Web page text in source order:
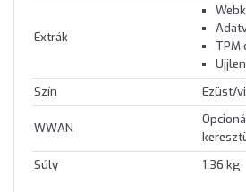
Extrák
TPM
Szín
Ezüst/
WWAN
Súly
1.36 kg